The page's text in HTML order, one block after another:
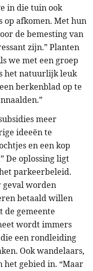
in die tuin ook
op afkomen. Met hun
de bemesting van
zijn.” Planten
we met een groep
het natuurlijk leuk
berkenblad op te
meer
ideeën te
en een kop
De oplossing ligt
parkeerbeleid.
geval worden
betaald willen
de gemeente
wordt immers
een rondleiding
Ook wandelaars,
het gebied in. “Maar